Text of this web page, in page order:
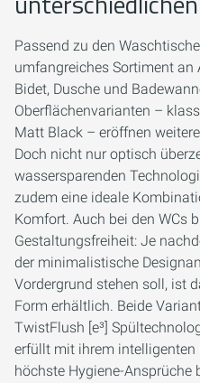
Passend zu den
umfangreiches Sortiment
Bidet, Dusche und
Oberflächenvarianten –
Matt Black – eröffnen
Doch nicht nur optisch
wassersparenden
zudem eine ideale
Komfort. Auch bei den WCs
Gestaltungsfreiheit: Je
der minimalistische
Vordergrund stehen soll, ist
Form erhältlich. Beide
TwistFlush [e³]
erfüllt mit ihrem intelligenten
höchste Hygiene-Ansprüche